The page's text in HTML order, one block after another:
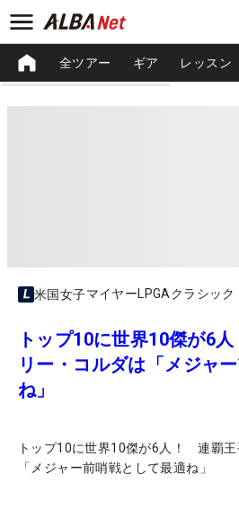
全ツアー ギア レッスン
米国女子マイヤーLPGAクラシック
トップ10に世界10傑が6
リー・コルダは「メジャ
ね」
トップ10に世界10傑が6人！ 連覇王
「メジャー前哨戦として最適ね」